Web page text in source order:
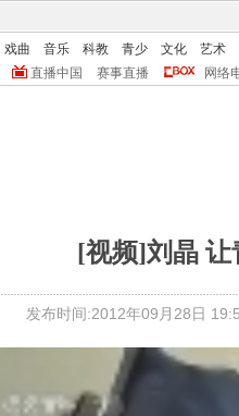
戏曲 音乐 科教 青少 文化
艺术
直播中国 赛事直播 网络
[视频]刘晶
发布时间:2012年09月28日